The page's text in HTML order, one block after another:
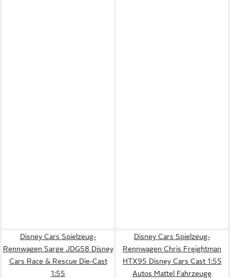
Disney Cars Spielzeug-
Rennwagen Sarge JDG58 Disney
Cars Race & Rescue Die-Cast
1:55
Disney Cars Spielzeug-
Rennwagen Chris Freightman
HTX95 Disney Cars Cast 1:55
Autos Mattel Fahrzeuge